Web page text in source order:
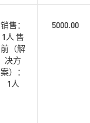
销售：
1人 售
前（解
决方
案）：
1人
5000.00